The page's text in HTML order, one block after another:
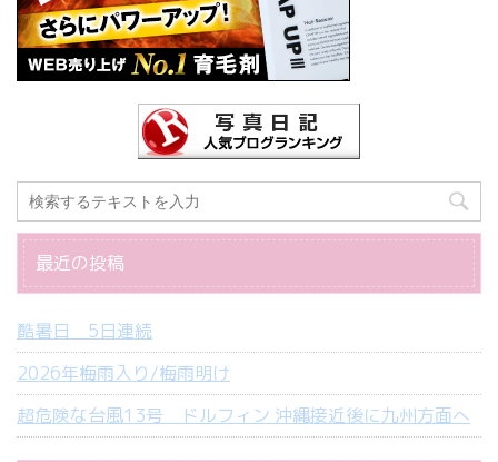
最近の投稿
酷暑日 5日連続
2026年梅雨入り/梅雨明け
超危険な台風13号 ドルフィン 沖縄接近後に九州方面へ